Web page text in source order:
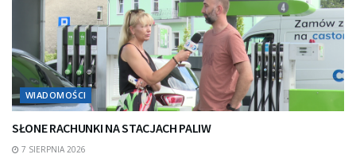
WIADOMOŚCI
SŁONE RACHUNKI NA STACJACH PALIW
7 SIERPNIA 2026